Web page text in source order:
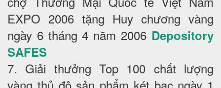
EXPO 2006 tặng Huy chương vàng
ngày 6 tháng 4 năm 2006 Depository
SAFES
7. Giải thưởng Top 100 chất lượng